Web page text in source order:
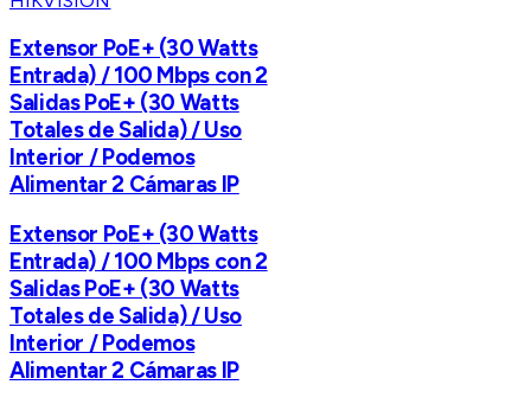
Extensor PoE+ (30 Watts
Entrada) / 100 Mbps con 2
Salidas PoE+ (30 Watts
Totales de Salida) / Uso
Interior / Podemos
Alimentar 2 Cámaras IP
Extensor PoE+ (30 Watts
Entrada) / 100 Mbps con 2
Salidas PoE+ (30 Watts
Totales de Salida) / Uso
Interior / Podemos
Alimentar 2 Cámaras IP